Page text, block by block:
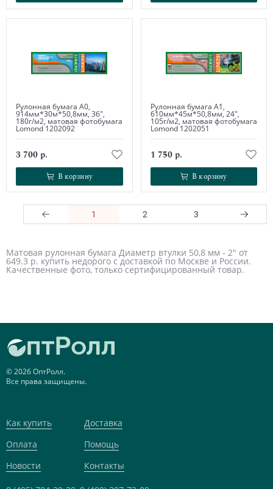
Рулонная бумага А0,
914мм*30м*50,8мм, 36",
180г/м2, матовая фотобумага
Lomond 1202092
3 700 р.
В корзину
В корзину
Рулонная бумага А1,
610мм*45м*50,8мм, 24",
105г/м2, матовая фотобумага
Lomond 1202051
1 750 р.
В корзину
В корзину
1 2 3
Матовая рулонная бумага Диаметр втулки 50,8 мм - 2" от
649.3 р. купить недорого с доставкой по Москве и России.
Качественные фото, только сертифицированный товар.
© 2026 ОптРолл.
Все права защищены.
Как купить
Доставка
Оплата
Помощь
Новости
Контакты